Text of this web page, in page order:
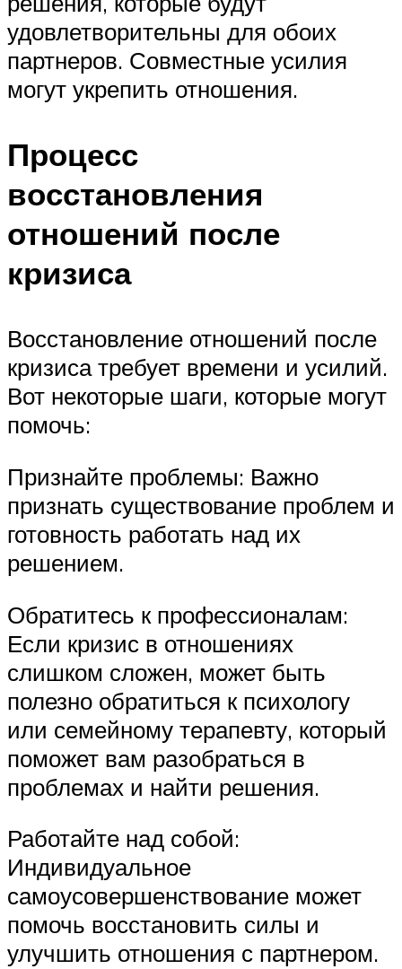
удовлетворительны для обоих
партнеров. Совместные усилия
могут укрепить отношения.
Процесс
восстановления
отношений после
кризиса
Восстановление отношений после
кризиса требует времени и усилий.
Вот некоторые шаги, которые могут
помочь:
Признайте проблемы: Важно
признать существование проблем и
готовность работать над их
решением.
Обратитесь к профессионалам:
Если кризис в отношениях
слишком сложен, может быть
полезно обратиться к психологу
или семейному терапевту, который
поможет вам разобраться в
проблемах и найти решения.
Работайте над собой:
Индивидуальное
самоусовершенствование может
помочь восстановить силы и
улучшить отношения с партнером.